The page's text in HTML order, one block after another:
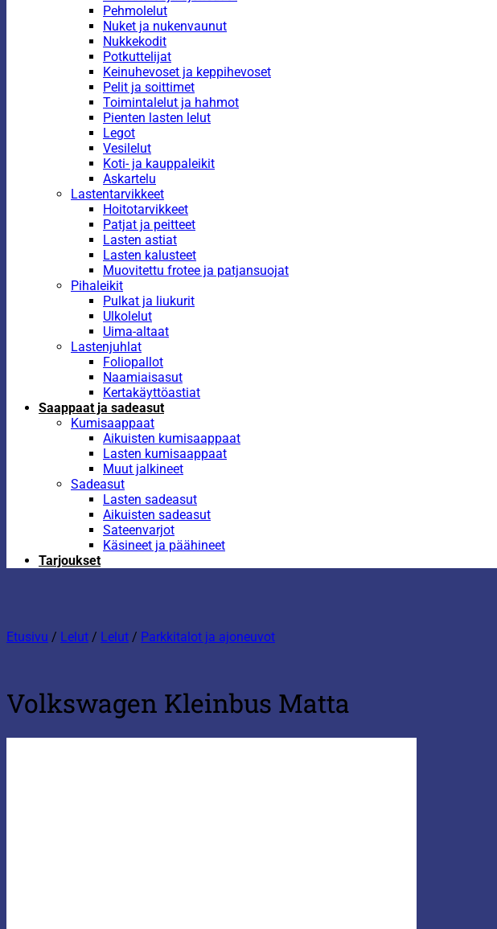
Pehmolelut
Nuket ja nukenvaunut
Nukkekodit
Potkuttelijat
Keinuhevoset ja keppihevoset
Pelit ja soittimet
Toimintalelut ja hahmot
Pienten lasten lelut
Legot
Vesilelut
Koti- ja kauppaleikit
Askartelu
Lastentarvikkeet
Hoitotarvikkeet
Patjat ja peitteet
Lasten astiat
Lasten kalusteet
Muovitettu frotee ja patjansuojat
Pihaleikit
Pulkat ja liukurit
Ulkolelut
Uima-altaat
Lastenjuhlat
Foliopallot
Naamiaisasut
Kertakäyttöastiat
Saappaat ja sadeasut
Kumisaappaat
Aikuisten kumisaappaat
Lasten kumisaappaat
Muut jalkineet
Sadeasut
Lasten sadeasut
Aikuisten sadeasut
Sateenvarjot
Käsineet ja päähineet
Tarjoukset
Etusivu / Lelut / Lelut / Parkkitalot ja ajoneuvot
Volkswagen Kleinbus Matta